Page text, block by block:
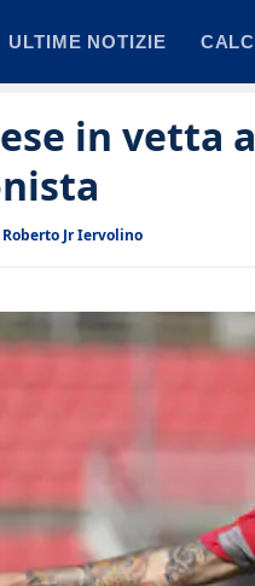
ULTIME NOTIZIE
in vetta
Roberto Jr Iervolino